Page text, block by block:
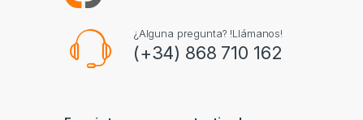
¿Alguna pregunta? !Llámanos!
(+34) 868 710 162